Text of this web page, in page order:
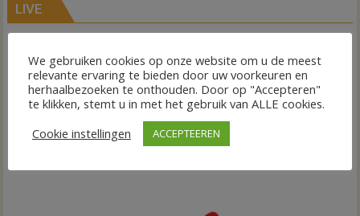
LIVE
We gebruiken cookies op onze website om u de meest
relevante ervaring te bieden door uw voorkeuren en
herhaalbezoeken te onthouden. Door op "Accepteren"
te klikken, stemt u in met het gebruik van ALLE cookies.
Cookie instellingen
ACCEPTEEREN